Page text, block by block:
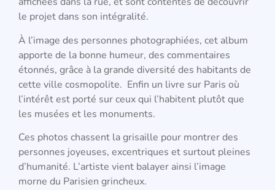
le projet dans son intégralité.
À l’image des personnes photographiées, cet album
apporte de la bonne humeur, des commentaires
étonnés, grâce à la grande diversité des habitants de
cette ville cosmopolite. Enfin un livre sur Paris où
l’intérêt est porté sur ceux qui l’habitent plutôt que
les musées et les monuments.
Ces photos chassent la grisaille pour montrer des
personnes joyeuses, excentriques et surtout pleines
d’humanité. L’artiste vient balayer ainsi l’image
morne du Parisien grincheux.